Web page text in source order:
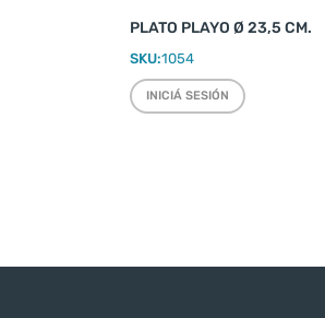
PLATO PLAYO Ø 23,5 CM.
SKU:1054
INICIÁ SESIÓN